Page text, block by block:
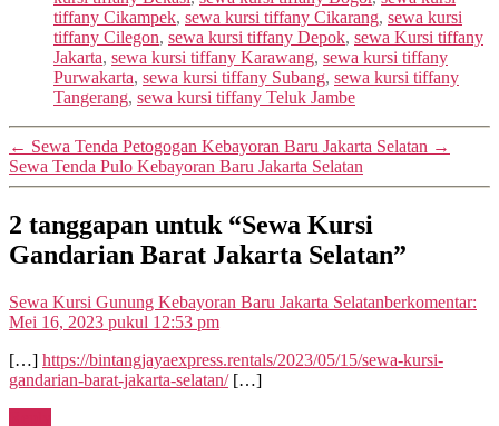
tiffany Cikampek, sewa kursi tiffany Cikarang, sewa kursi
tiffany Cilegon, sewa kursi tiffany Depok, sewa Kursi tiffany
Jakarta, sewa kursi tiffany Karawang, sewa kursi tiffany
Purwakarta, sewa kursi tiffany Subang, sewa kursi tiffany
Tangerang, sewa kursi tiffany Teluk Jambe
← Sewa Tenda Petogogan Kebayoran Baru Jakarta Selatan →
Sewa Tenda Pulo Kebayoran Baru Jakarta Selatan
2 tanggapan untuk “Sewa Kursi
Gandarian Barat Jakarta Selatan”
Sewa Kursi Gunung Kebayoran Baru Jakarta Selatanberkomentar:
Mei 16, 2023 pukul 12:53 pm
[…] https://bintangjayaexpress.rentals/2023/05/15/sewa-kursi-
gandarian-barat-jakarta-selatan/[…]